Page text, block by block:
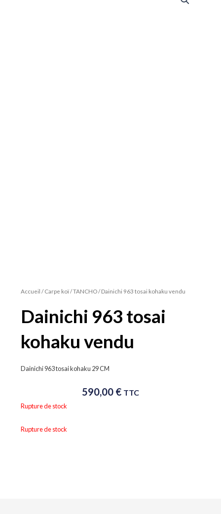
Accueil /Carpe koï/TANCHO/ Dainichi 963 tosai kohaku vendu
Dainichi 963 tosai
kohaku vendu
Dainichi 963 tosai kohaku 29 CM
590,00 € TTC
Rupture de stock
Rupture de stock